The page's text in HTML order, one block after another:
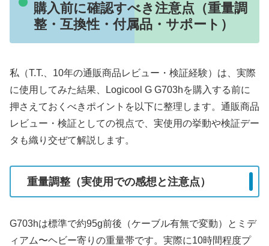
購入前に確認すべき注意点（重量調
整・互換性・付属品・サポート）
私（T.T.、10年の通販商品レビュー・検証経験）は、実際
に使用してみた結果、Logicool G G703hを購入する前に
押さえておくべきポイントを以下に整理します。通販商品
レビュー・検証としての視点で、実使用の挙動や検証デー
タも織り交ぜて解説します。
重量調整（実使用での感想と注意点）
G703hは標準で約95g前後（ケーブル有無で変動）とミデ
ィアム〜ヘビー寄りの重量帯です。実際に10時間程度プ